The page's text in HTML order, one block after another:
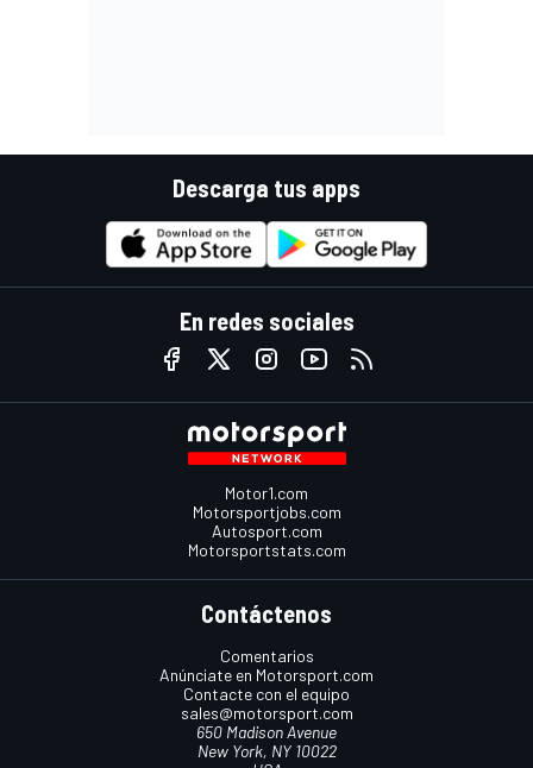
Descarga tus apps
En redes sociales
Motor1.com
Motorsportjobs.com
Autosport.com
Motorsportstats.com
Contáctenos
Comentarios
Anúnciate en Motorsport.com
Contacte con el equipo
sales@motorsport.com
650 Madison Avenue
New York, NY 10022